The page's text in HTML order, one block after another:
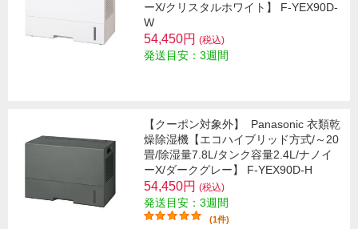
ーX/クリスタルホワイト】 F-YEX90D-
W
54,450円 (税込)
発送目安：3週間
【クーポン対象外】
Panasonic 衣類乾
燥除湿機【エコハイブリッド方式/～20
畳/除湿量7.8L/タンク容量2.4L/ナノイ
ーX/ダークグレー】 F-YEX90D-H
54,450円 (税込)
発送目安：3週間
(1件)